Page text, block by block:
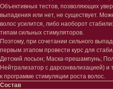
Объективных тестов, позволяющих
выпадения или нет, не существует.
волос усилится, либо наоборот
типам сильных стимуляторов.
Поэтому, при сочетании сильного
первым этапом провести курс для
Детский лосьон; Маска-прешампунь;
Нейтрализатор с дарсонвализацией) и
к программе стимуляции роста волос.
Состав